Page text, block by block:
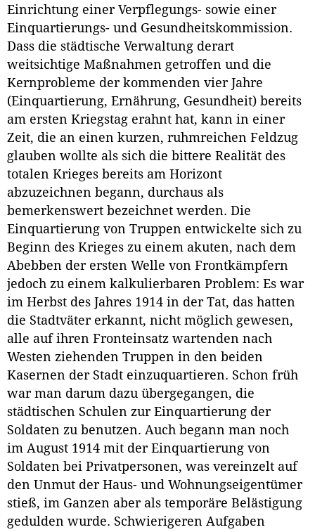
Einrichtung einer Verpflegungs- sowie einer
Einquartierungs- und Gesundheitskommission.
Dass die städtische Verwaltung derart
weitsichtige Maßnahmen getroffen und die
Kernprobleme der kommenden vier Jahre
(Einquartierung, Ernährung, Gesundheit) bereits
am ersten Kriegstag erahnt hat, kann in einer
Zeit, die an einen kurzen, ruhmreichen Feldzug
glauben wollte als sich die bittere Realität des
totalen Krieges bereits am Horizont
abzuzeichnen begann, durchaus als
bemerkenswert bezeichnet werden. Die
Einquartierung von Truppen entwickelte sich zu
Beginn des Krieges zu einem akuten, nach dem
Abebben der ersten Welle von Frontkämpfern
jedoch zu einem kalkulierbaren Problem: Es war
im Herbst des Jahres 1914 in der Tat, das hatten
die Stadtväter erkannt, nicht möglich gewesen,
alle auf ihren Fronteinsatz wartenden nach
Westen ziehenden Truppen in den beiden
Kasernen der Stadt einzuquartieren. Schon früh
war man darum dazu übergegangen, die
städtischen Schulen zur Einquartierung der
Soldaten zu benutzen. Auch begann man noch
im August 1914 mit der Einquartierung von
Soldaten bei Privatpersonen, was vereinzelt auf
den Unmut der Haus- und Wohnungseigentümer
stieß, im Ganzen aber als temporäre Belästigung
gedulden wurde. Schwierigeren Aufgaben